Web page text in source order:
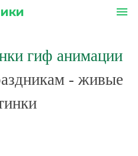
menu
гиф анимации
- живые